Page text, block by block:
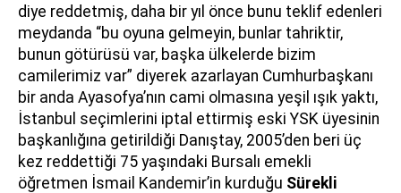
diye reddetmiş, daha bir yıl önce bunu teklif edenleri
meydanda “bu oyuna gelmeyin, bunlar tahriktir,
bunun götürüsü var, başka ülkelerde bizim
camilerimiz var” diyerek azarlayan Cumhurbaşkanı
bir anda Ayasofya’nın cami olmasına yeşil ışık yaktı,
İstanbul seçimlerini iptal ettirmiş eski YSK üyesinin
başkanlığına getirildiği Danıştay, 2005’den beri üç
kez reddettiği 75 yaşındaki Bursalı emekli
öğretmen İsmail Kandemir’in kurduğu Sürekli